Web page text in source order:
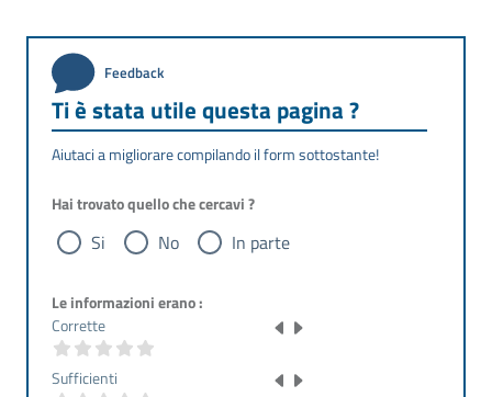
Feedback
Ti è stata utile questa pagina ?
Aiutaci a migliorare compilando il form sottostante!
Hai trovato quello che cercavi ?
Si No In parte
Le informazioni erano :
Corrette
Sufficienti